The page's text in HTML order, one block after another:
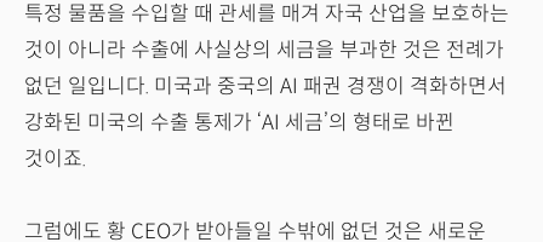
특정 물품을 수입할 때 관세를 매겨 자국 산업을 보호하는
것이 아니라 수출에 사실상의 세금을 부과한 것은 전례가
없던 일입니다. 미국과 중국의 AI 패권 경쟁이 격화하면서
강화된 미국의 수출 통제가 ‘AI 세금’의 형태로 바뀐
것이죠.
그럼에도 황 CEO가 받아들일 수밖에 없던 것은 새로운